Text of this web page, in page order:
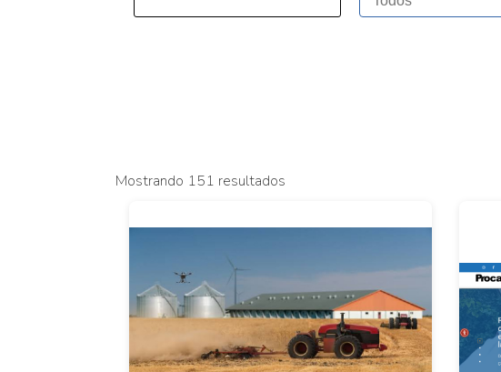
Mostrando 151 resultados